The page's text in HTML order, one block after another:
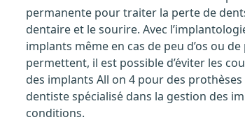
permanente pour traiter la perte de
dentaire et le sourire. Avec
implants même en cas de peu d’os ou
permettent, il est possible d’éviter les
des implants All on 4 pour des prothèses
dentiste spécialisé dans la gestion des
conditions.